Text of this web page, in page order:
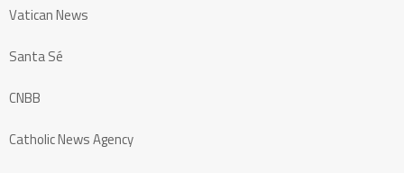
Vatican News
Santa Sé
CNBB
Catholic News Agency